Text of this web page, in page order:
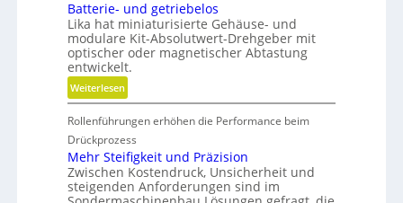
ä
n
g
e
r
e
e
t
r
e
Batterie- und getriebelos
Lika hat miniaturisierte Gehäuse- und
modulare Kit-Absolutwert-Drehgeber mit
optischer oder magnetischer Abtastung
entwickelt.
Weiterlesen:
B
a
t
t
e
r
Rollenführungen erhöhen die Performance beim
Drückprozess
Mehr Steifigkeit und Präzision
Zwischen Kostendruck, Unsicherheit und
steigenden Anforderungen sind im